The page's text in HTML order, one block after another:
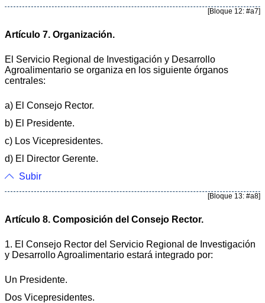
[Bloque 12: #a7]
Artículo 7. Organización.
El Servicio Regional de Investigación y Desarrollo
Agroalimentario se organiza en los siguiente órganos
centrales:
a) El Consejo Rector.
b) El Presidente.
c) Los Vicepresidentes.
d) El Director Gerente.
Subir
[Bloque 13: #a8]
Artículo 8. Composición del Consejo Rector.
1. El Consejo Rector del Servicio Regional de Investigación
y Desarrollo Agroalimentario estará integrado por:
Un Presidente.
Dos Vicepresidentes.